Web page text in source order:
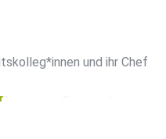
und ihr Chef
war. Sie spricht